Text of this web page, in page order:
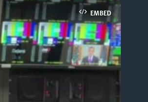
EMBED